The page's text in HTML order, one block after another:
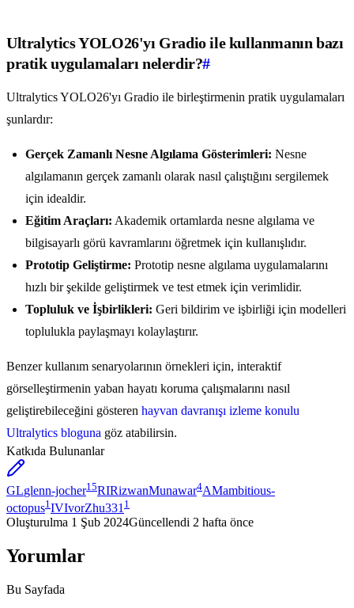
Ultralytics YOLO26'yı Gradio ile kullanmanın bazı
pratik uygulamaları nelerdir?#
Ultralytics YOLO26'yı Gradio ile birleştirmenin pratik uygulamaları
şunlardır:
Gerçek Zamanlı Nesne Algılama Gösterimleri: Nesne
algılamanın gerçek zamanlı olarak nasıl çalıştığını sergilemek
için idealdir.
Eğitim Araçları: Akademik ortamlarda nesne algılama ve
bilgisayarlı görü kavramlarını öğretmek için kullanışlıdır.
Prototip Geliştirme: Prototip nesne algılama uygulamalarını
hızlı bir şekilde geliştirmek ve test etmek için verimlidir.
Topluluk ve İşbirlikleri: Geri bildirim ve işbirliği için modelleri
toplulukla paylaşmayı kolaylaştırır.
Benzer kullanım senaryolarının örnekleri için, interaktif
görselleştirmenin yaban hayatı koruma çalışmalarını nasıl
geliştirebileceğini gösteren hayvan davranışı izleme konulu
Ultralytics bloguna göz atabilirsin.
Katkıda Bulunanlar
GLglenn-jocher15RIRizwanMunawar4AMambitious-
octopus1 IVIvorZhu331 1
Oluşturulma 1 Şub 2024Güncellendi 2 hafta önce
Yorumlar
Bu Sayfada